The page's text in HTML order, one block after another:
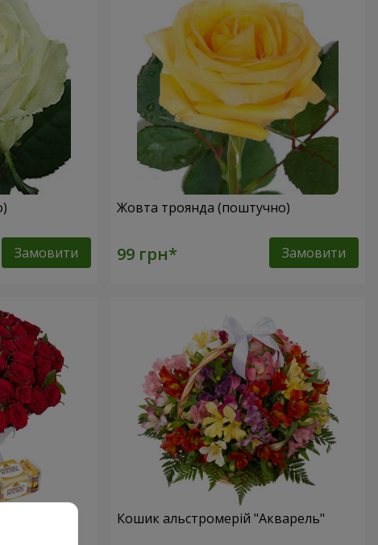
Замовити
Жовта троянда (поштучно)
Замовити
Кошик альстромерій "Акварель"